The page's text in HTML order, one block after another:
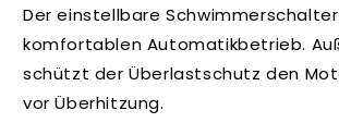
Der einstellbare
komfortablen Automatikbetrieb.
schützt der Überlastschutz den
vor Überhitzung.